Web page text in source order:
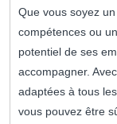
Que vous soyez
compétences ou
potentiel de ses
accompagner.
adaptées à tous
vous pouvez être